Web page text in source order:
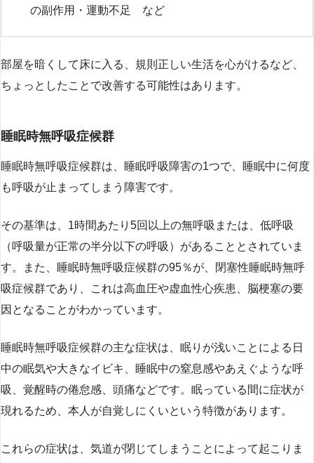
の副作用・運動不足 など
部屋を暗くして床に入る、規則正しい生活を心がけるなど、
ちょっとしたことで改善する可能性はあります。
睡眠時無呼吸症候群
睡眠時無呼吸症候群は、睡眠呼吸障害の1つで、睡眠中に何度
も呼吸が止まってしまう障害です。
その基準は、1時間あたり5回以上の無呼吸または、低呼吸
（呼吸量が正常の半分以下の呼吸）があることとされていま
す。また、睡眠時無呼吸症候群の95％が、閉塞性睡眠時無呼
吸症候群であり、これは高血圧や虚血性心疾患、脳梗塞の要
因となることがわかっています。
睡眠時無呼吸症候群の主な症状は、眠りが浅いことによる日
中の眠気や大きなイビキ、睡眠中の窒息感やあえぐような呼
吸、覚醒時の倦怠感、頭痛などです。眠っている間に症状が
現れるため、本人が自覚しにくいという特徴があります。
これらの症状は、気道が閉じてしまうことによって起こりま